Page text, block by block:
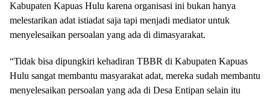
Kabupaten Kapuas Hulu karena organisasi ini bukan hanya
melestarikan adat istiadat saja tapi menjadi mediator untuk
menyelesaikan persoalan yang ada di dimasyarakat.
“Tidak bisa dipungkiri kehadiran TBBR di Kabupaten Kapuas
Hulu sangat membantu masyarakat adat, mereka sudah membantu
menyelesaikan persoalan yang ada di Desa Entipan selain itu